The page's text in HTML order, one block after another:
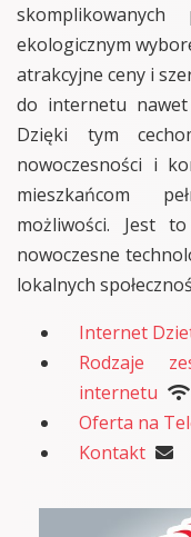
ekologicznym
atrakcyjne ceny i
do internetu nawet
Dzięki tym
nowoczesności i
mieszkańcom
możliwości. Jest
nowoczesne
lokalnych
Internet
Rodzaje
internetu
Oferta na
Kontakt